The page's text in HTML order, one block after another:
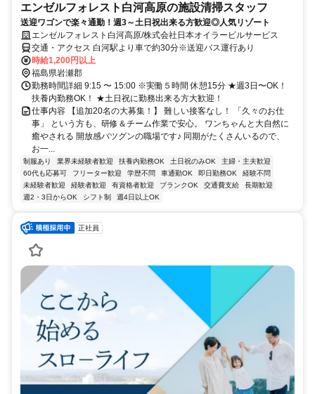
エンゼルフォレスト白河高原の施設清掃スタッフ
送迎ワゴンで楽々通勤！週3～土日祝出来る方歓迎◎人気リゾート
エンゼルフォレスト白河高原/株式会社日本オイラービルサービス
交通・アクセス 白河駅より車で約30分※送迎バス運行あり
時給1,200円以上
福島県岩瀬郡
勤務時間詳細 9:15 〜 15:00 ※実働５時間 休憩15分 ★週3日〜OK！
扶養内勤務OK！ ★土日祝に勤務出来る方大歓迎！
仕事内容 【追加20名の大募集！】 難しい接客なし！ 「久々のお仕
事」 という方も、研修＆チーム作業で安心。 ワンちゃんと大自然に
癒やされる 開放感バツグンの職場です♪ 同期がたくさんいるので、
お一...
制服あり 業界未経験者歓迎 扶養内勤務OK 土日祝のみOK
主婦・主夫歓迎
60代も応募可
フリーター歓迎 学歴不問 車通勤OK 即日勤務OK
経験不問
未経験者歓迎
経験者歓迎 有資格者歓迎 ブランクOK 交通費支給
長期歓迎
週2・3日からOK
シフト制 週4日以上OK
正社員